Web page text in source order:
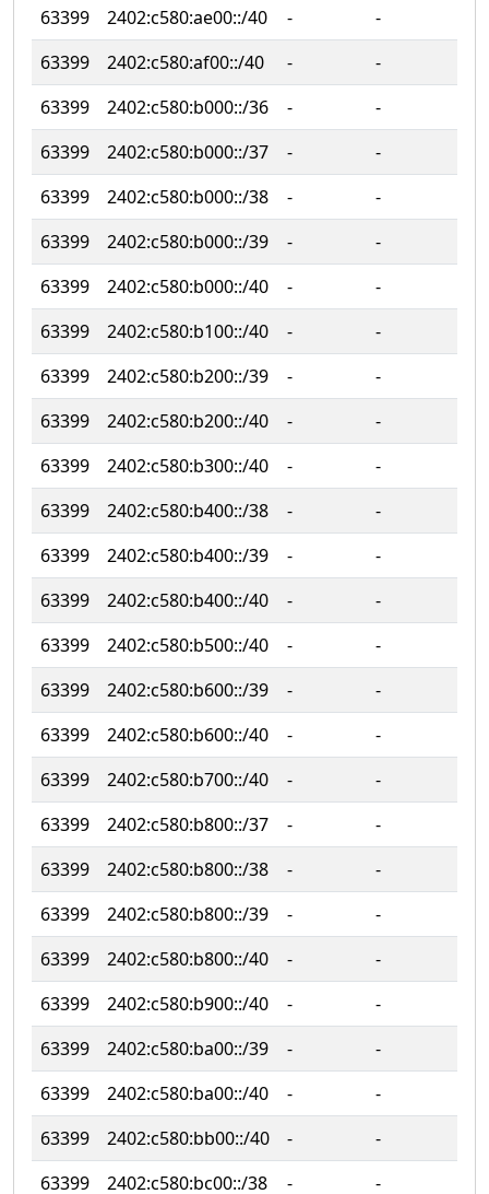
63399
2402:c580:ae00::/40 ‐
‐
63399
2402:c580:af00::/40 ‐
‐
63399
2402:c580:b000::/36 ‐
‐
63399
2402:c580:b000::/37 ‐
‐
63399
2402:c580:b000::/38 ‐
‐
63399
2402:c580:b000::/39 ‐
‐
63399
2402:c580:b000::/40 ‐
‐
63399
2402:c580:b100::/40 ‐
‐
63399
2402:c580:b200::/39 ‐
‐
63399
2402:c580:b200::/40 ‐
‐
63399
2402:c580:b300::/40 ‐
‐
63399
2402:c580:b400::/38 ‐
‐
63399
2402:c580:b400::/39 ‐
‐
63399
2402:c580:b400::/40 ‐
‐
63399
2402:c580:b500::/40 ‐
‐
63399
2402:c580:b600::/39 ‐
‐
63399
2402:c580:b600::/40 ‐
‐
63399
2402:c580:b700::/40 ‐
‐
63399
2402:c580:b800::/37 ‐
‐
63399
2402:c580:b800::/38 ‐
‐
63399
2402:c580:b800::/39 ‐
‐
63399
2402:c580:b800::/40 ‐
‐
63399
2402:c580:b900::/40 ‐
‐
63399
2402:c580:ba00::/39 ‐
‐
63399
2402:c580:ba00::/40 ‐
‐
63399
2402:c580:bb00::/40 ‐
‐
63399
2402:c580:bc00::/38 ‐ ‐